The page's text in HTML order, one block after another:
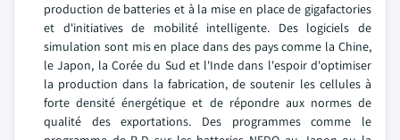
production de batteries et à la mise en place de gigafactories
et d'initiatives de mobilité intelligente. Des logiciels de
simulation sont mis en place dans des pays comme la Chine,
le Japon, la Corée du Sud et l'Inde dans l'espoir d'optimiser
la production dans la fabrication, de soutenir les cellules à
forte densité énergétique et de répondre aux normes de
qualité des exportations. Des programmes comme le